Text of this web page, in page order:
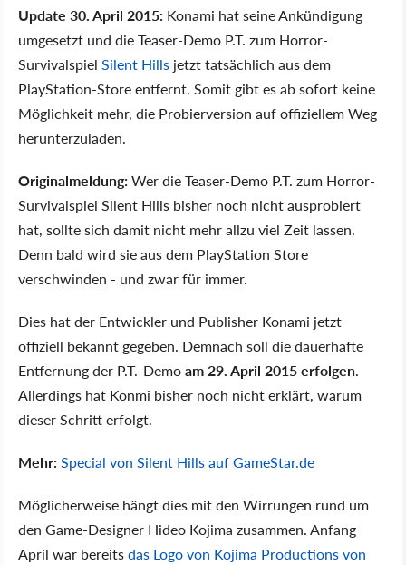
Update 30. April 2015: Konami hat seine Ankündigung
umgesetzt und die Teaser-Demo P.T. zum Horror-
Survivalspiel Silent Hills jetzt tatsächlich aus dem
PlayStation-Store entfernt. Somit gibt es ab sofort keine
Möglichkeit mehr, die Probierversion auf offiziellem Weg
herunterzuladen.
Originalmeldung:Wer die Teaser-Demo P.T. zum Horror-
Survivalspiel Silent Hills bisher noch nicht ausprobiert
hat, sollte sich damit nicht mehr allzu viel Zeit lassen.
Denn bald wird sie aus dem PlayStation Store
verschwinden - und zwar für immer.
Dies hat der Entwickler und Publisher Konami jetzt
offiziell bekannt gegeben. Demnach soll die dauerhafte
Entfernung der P.T.-Demoam 29. April 2015 erfolgen.
Allerdings hat Konmi bisher noch nicht erklärt, warum
dieser Schritt erfolgt.
Mehr:Special von Silent Hills auf GameStar.de
Möglicherweise hängt dies mit den Wirrungen rund um
den Game-Designer Hideo Kojima zusammen. Anfang
April war bereitsdas Logo von Kojima Productions von